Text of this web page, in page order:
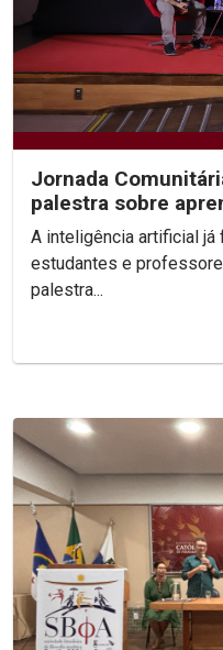
Jornada
palestra sobre
A inteligência artificial já
estudantes e
palestra...